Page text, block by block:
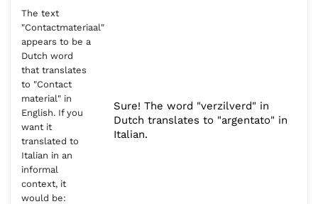
The text
"Contactmateriaal"
appears to be a
Dutch word
that translates
to "Contact
material" in
English. If you
want it
translated to
Italian in an
informal
context, it
would be:
Sure! The word "verzilverd" in
Dutch translates to "argentato" in
Italian.